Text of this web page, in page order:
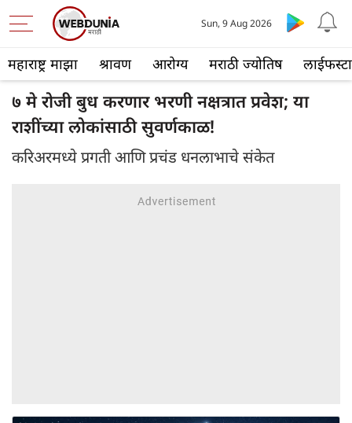
महाराष्ट्र माझा श्रावण आरोग्य मराठी ज्योतिष
Sun, 9 Aug 2026
७ मे रोजी बुध करणार भरणी नक्षत्रात प्रवेश; या
राशींच्या लोकांसाठी सुवर्णकाळ!
करिअरमध्ये प्रगती आणि प्रचंड धनलाभाचे संकेत